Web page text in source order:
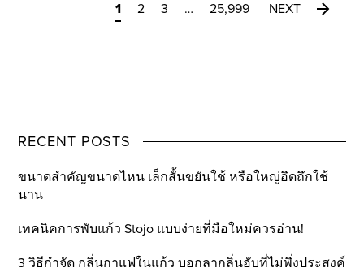
1 2 3 … 25,999 NEXT
RECENT POSTS
ขนาดสำคัญขนาดไหน เล็กสั้นขยันใช้ หรือใหญ่อึดถึกใช้
นาน
เทคนิคการพับแก้ว Stojo แบบง่ายที่มือใหม่ควรอ่าน!
3 วิธีกำจัด กลิ่นกาแฟในแก้ว บอกลากลิ่นอับที่ไม่พึ่งประสงค์